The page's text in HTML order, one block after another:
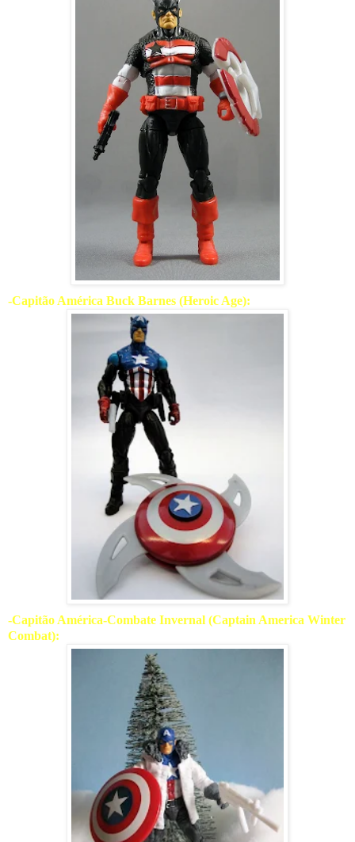
-Capitão América Buck Barnes (Heroic Age):
-Capitão América-Combate Invernal (Captain America Winter
Combat):